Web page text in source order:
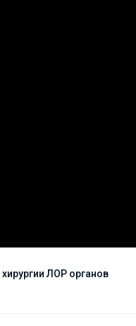
ЛОР органов